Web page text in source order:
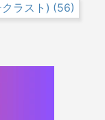
ラスト) (56)